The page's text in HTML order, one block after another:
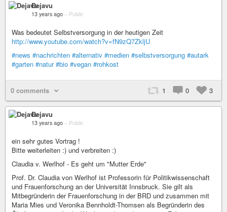
Dejavu
13 years ago – Public
Was bedeutet Selbstversorgung in der heutigen Zeit
http://www.youtube.com/watch?v=fN9zQ7ZkljU
#news #nachrichten #alternativ #medien #selbstversorgung #autark
#garten #natur #bio #vegan #rohkost
0 comments 1 0 3
Dejavu
13 years ago – Public
ein sehr gutes Vortrag !
Bitte weiterleiten :) und verbreiten :)
Claudia v. Werlhof - Es geht um "Mutter Erde"
Prof. Dr. Claudia von Werlhof ist Professorin für Politikwissenschaft
und Frauenforschung an der Universität Innsbruck. Sie gilt als
Mitbegründerin der Frauenforschung in der BRD und zusammen mit
Maria Mies und Veronika Bennholdt-Thomsen als Begründerin des